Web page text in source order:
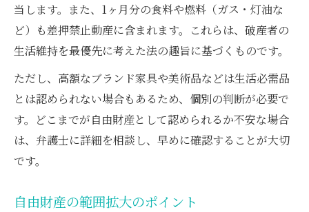
当します。また、1ヶ月分の食料や燃料（ガス・灯油な
ど）も差押禁止動産に含まれます。これらは、破産者の
生活維持を最優先に考えた法の趣旨に基づくものです。
ただし、高額なブランド家具や美術品などは生活必需品
とは認められない場合もあるため、個別の判断が必要で
す。どこまでが自由財産として認められるか不安な場合
は、弁護士に詳細を相談し、早めに確認することが大切
です。
自由財産の範囲拡大のポイント